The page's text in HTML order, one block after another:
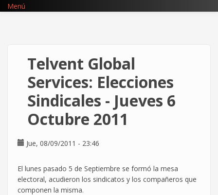
Pasar
Menú
Telvent Global
Services: Elecciones
Sindicales - Jueves 6
Octubre 2011
Jue, 08/09/2011 - 23:46
El lunes pasado 5 de Septiembre se formó la mesa
electoral, acudieron los sindicatos y los compañeros que
componen la misma.